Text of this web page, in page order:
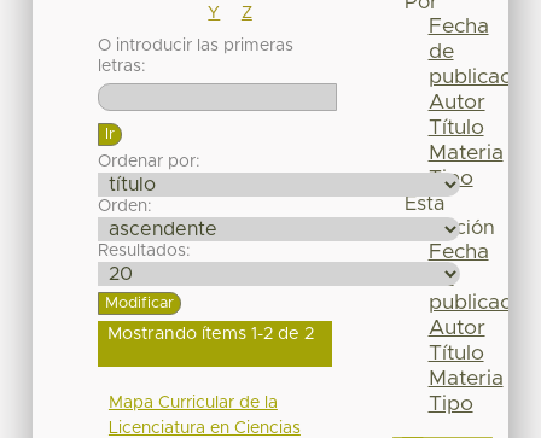
Y
Z
O introducir las primeras
letras:
Ordenar por:
Orden:
Resultados:
Mostrando ítems 1-2 de 2
Mapa Curricular de la
Licenciatura en Ciencias
Fecha
de
publicación
Autor
Título
Materia
Tipo
Esta
colección
Fecha
de
publicación
Autor
Título
Materia
Tipo